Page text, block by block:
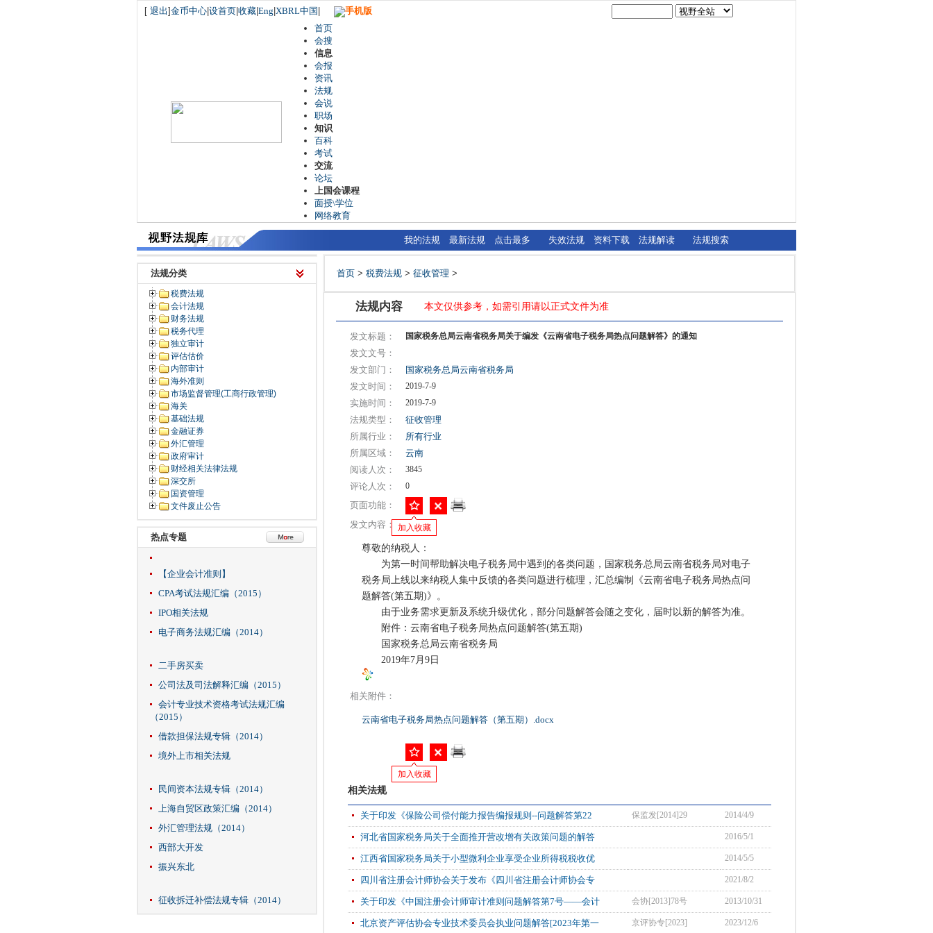
[ 退出]金币中心 设首页 收藏 Eng XBRL中国
手机版
首页
会搜
信息
会报
资讯
法规
会说
职场
知识
百科
考试
交流
论坛
上国会课程
面授\学位
网络教育
我的法规 最新法规 点击最多 失效法规 资料下载 法规解读 法规搜索
法规分类
税费法规
会计法规
财务法规
税务代理
独立审计
评估估价
内部审计
海外准则
市场监督管理(工商行政管理)
海关
基础法规
金融证券
外汇管理
政府审计
财经相关法律法规
深交所
国资管理
文件废止公告
热点专题
【企业会计准则】
CPA考试法规汇编（2015）
IPO相关法规
电子商务法规汇编（2014）
二手房买卖
公司法及司法解释汇编（2015）
会计专业技术资格考试法规汇编
（2015）
借款担保法规专辑（2014）
境外上市相关法规
民间资本法规专辑（2014）
上海自贸区政策汇编（2014）
外汇管理法规（2014）
西部大开发
振兴东北
征收拆迁补偿法规专辑（2014）
首页 > 税费法规 > 征收管理 >
法规内容 本文仅供参考，如需引用请以正式文件为准
发文标题： 国家税务总局云南省税务局关于编发《云南省电子税务局热点问题解答》的通知
发文文号：
发文部门：
国家税务总局云南省税务局
发文时间：
2019-7-9
实施时间： 2019-7-9
法规类型：
征收管理
所属行业：
所有行业
所属区域：
云南
阅读人次：
3845
评论人次： 0
页面功能：
加入收藏
发文内容：
尊敬的纳税人：
为第一时间帮助解决电子税务局中遇到的各类问题，国家税务总局云南省税务局对电子
税务局上线以来纳税人集中反馈的各类问题进行梳理，汇总编制《云南省电子税务局热点问
题解答(第五期)》。
由于业务需求更新及系统升级优化，部分问题解答会随之变化，届时以新的解答为准。
附件：云南省电子税务局热点问题解答(第五期)
国家税务总局云南省税务局
2019年7月9日
相关附件：
云南省电子税务局热点问题解答（第五期）.docx
加入收藏
相关法规
关于印发《保险公司偿付能力报告编报规则--问题解答第22 保监发[2014]29 2014/4/9
河北省国家税务局关于全面推开营改增有关政策问题的解答 2016/5/1
江西省国家税务局关于小型微利企业享受企业所得税税收优 2014/5/5
四川省注册会计师协会关于发布《四川省注册会计师协会专 2021/8/2
关于印发《中国注册会计师审计准则问题解答第7号——会计 会协[2013]78号 2013/10/31
北京资产评估协会专业技术委员会执业问题解答[2023年第一 京评协专[2023] 2023/12/6